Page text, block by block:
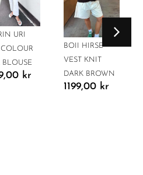
URI
BLOUSE
kr
BOII HIRSE
VEST KNIT
DARK BROWN
1199,00 kr